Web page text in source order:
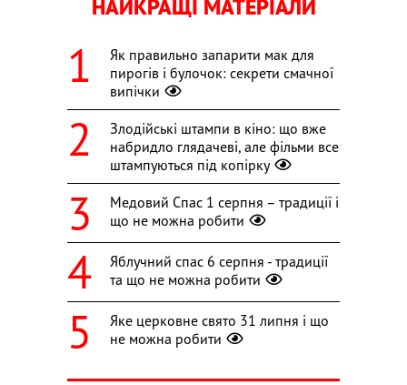
НАЙКРАЩІ МАТЕРІАЛИ
Як правильно запарити мак для
пирогів і булочок: секрети смачної
випічки
Злодійські штампи в кіно: що вже
набридло глядачеві, але фільми все
штампуються під копірку
Медовий Спас 1 серпня – традиції і
що не можна робити
Яблучний спас 6 серпня - традиції
та що не можна робити
Яке церковне свято 31 липня і що
не можна робити